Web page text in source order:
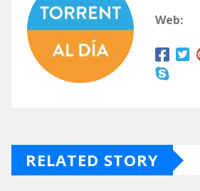
Web:
RELATED STORY